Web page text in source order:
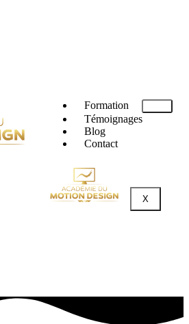
Formation
Témoignages
Blog
Contact
X